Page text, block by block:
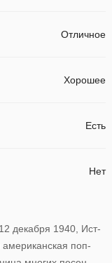
Отличное
Хорошее
Есть
Нет
декабря 1940, Ист-
поп-